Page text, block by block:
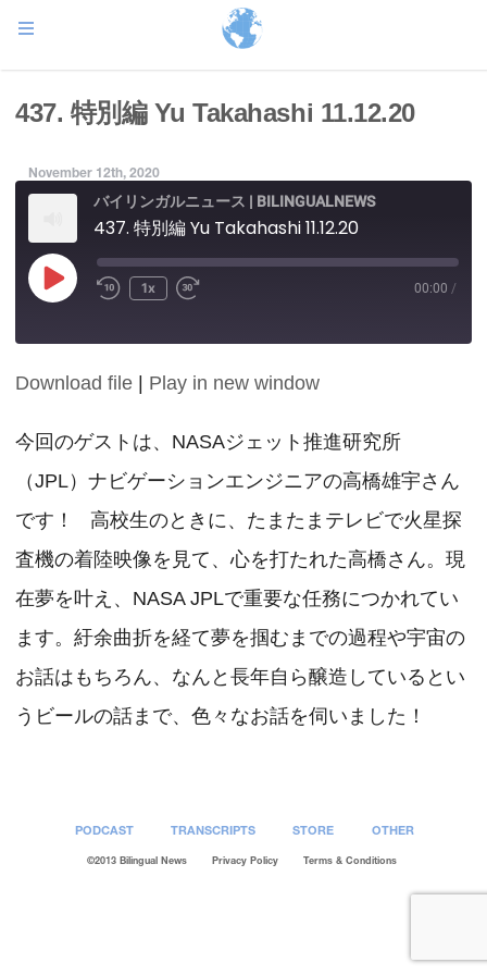
437. 特別編 Yu Takahashi 11.12.20
November 12th, 2020
バイリンガルニュース | BILINGUALNEWS
437. 特別編 Yu Takahashi 11.12.20
Play
Episode
1x 00:00 /
SHARE
LINK
EMBED
Download file Play in new window
今回のゲストは、NASAジェット推進研究所
（JPL）ナビゲーションエンジニアの高橋雄宇さん
です！ 高校生のときに、たまたまテレビで火星探
査機の着陸映像を見て、心を打たれた高橋さん。現
在夢を叶え、NASA JPLで重要な任務につかれてい
ます。紆余曲折を経て夢を掴むまでの過程や宇宙の
お話はもちろん、なんと長年自ら醸造しているとい
うビールの話まで、色々なお話を伺いました！
PODCAST TRANSCRIPTS STORE OTHER
©2013 Bilingual News Privacy Policy Terms & Conditions